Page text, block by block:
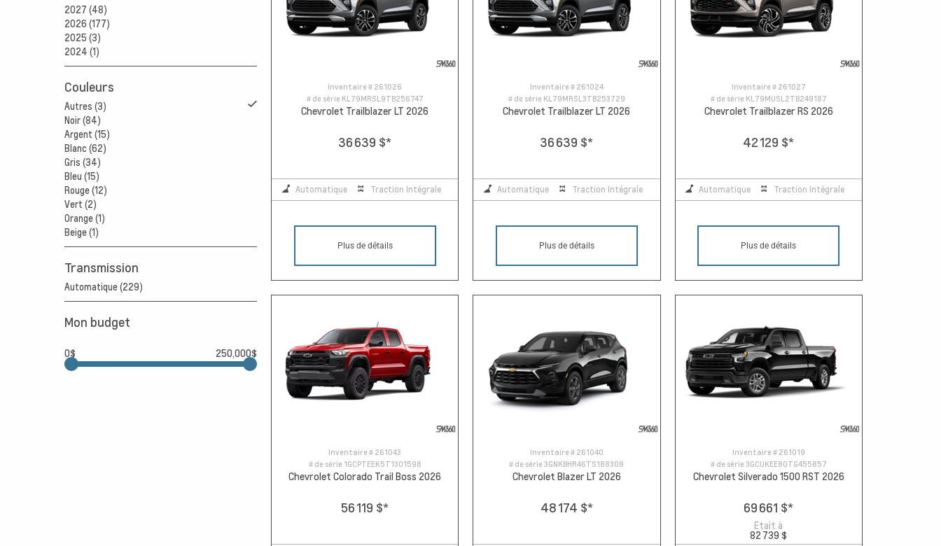
2027 (48)
2026 (177)
2025 (3)
2024 (1)
Couleurs
Autres (3)
Noir (84)
Argent (15)
Blanc (62)
Gris (34)
Bleu (15)
Rouge (12)
Vert (2)
Orange (1)
Beige (1)
Transmission
Automatique (229)
Mon budget
0$ 250,000$
Inventaire # 261026
# de série KL79MRSL9TB256747
Chevrolet Trailblazer LT 2026
36 639 $*
Automatique Traction Intégrale
Plus de détails
Inventaire # 261024
# de série KL79MRSL3TB253729
Chevrolet Trailblazer LT 2026
36 639 $*
Automatique Traction Intégrale
Plus de détails
Inventaire # 261027
# de série KL79MUSL2TB249187
Chevrolet Trailblazer RS 2026
42 129 $*
Automatique Traction Intégrale
Plus de détails
Inventaire # 261043
# de série 1GCPTEEK5T1301598
Chevrolet Colorado Trail Boss 2026
56 119 $*
Inventaire # 261040
# de série3GNKBHR46TS188308
Chevrolet Blazer LT 2026
48 174 $*
Inventaire # 261019
# de série3GCUKEE80TG455857
Chevrolet Silverado 1500 RST 2026
69 661 $*
Etait à
82 739 $